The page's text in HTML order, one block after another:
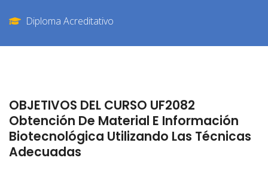
Diploma Acreditativo
OBJETIVOS DEL CURSO UF2082
Obtención De Material E Información
Biotecnológica Utilizando Las Técnicas
Adecuadas